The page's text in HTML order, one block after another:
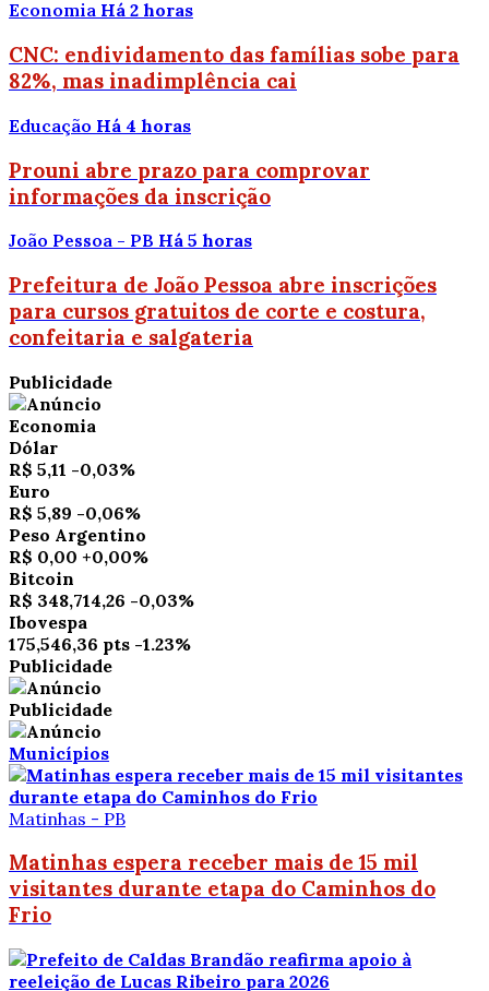
Economia Há 2 horas
CNC: endividamento das famílias sobe para
82%, mas inadimplência cai
Educação Há 4 horas
Prouni abre prazo para comprovar
informações da inscrição
João Pessoa - PB Há 5 horas
Prefeitura de João Pessoa abre inscrições
para cursos gratuitos de corte e costura,
confeitaria e salgateria
Publicidade
Economia
Dólar
R$ 5,11 -0,03%
Euro
R$ 5,89 -0,06%
Peso Argentino
R$ 0,00 +0,00%
Bitcoin
R$ 348,714,26 -0,03%
Ibovespa
175,546,36 pts -1.23%
Publicidade
Publicidade
Municípios
Matinhas - PB
Matinhas espera receber mais de 15 mil
visitantes durante etapa do Caminhos do
Frio